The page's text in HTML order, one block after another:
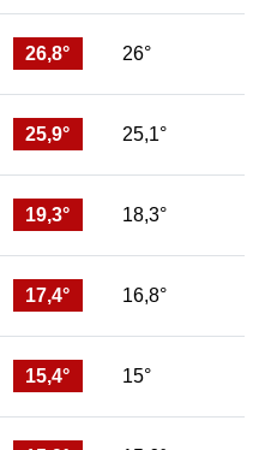
26,8° 26°
25,9° 25,1°
19,3° 18,3°
17,4° 16,8°
15,4° 15°